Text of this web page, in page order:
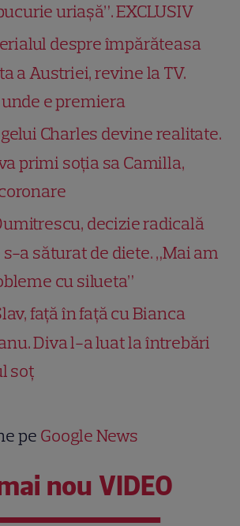
uriașă”. EXCLUSIV
despre împărăteasa
a Austriei, revine la TV.
e premiera
Charles devine realitate.
primi soția sa Camilla,
decizie radicală
s-a săturat de diete. „Mai am
cu silueta”
față în față cu Bianca
Diva l-a luat la întrebări
soț
pe Google News
nou VIDEO